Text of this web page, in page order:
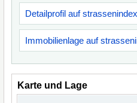
Detailprofil auf
Immobilienlage auf
Karte und Lage